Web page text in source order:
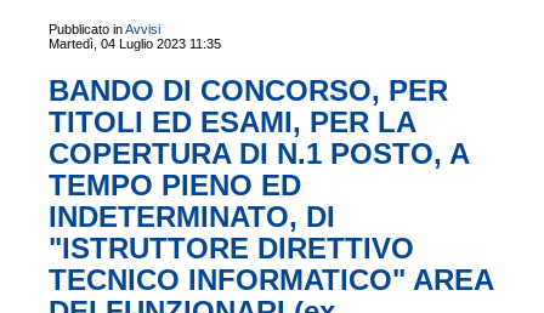
Pubblicato inAvvisi
Martedì, 04 Luglio 2023 11:35
BANDO DI CONCORSO, PER
TITOLI ED ESAMI, PER LA
COPERTURA DI N.1 POSTO, A
TEMPO PIENO ED
INDETERMINATO, DI
"ISTRUTTORE DIRETTIVO
TECNICO INFORMATICO" AREA